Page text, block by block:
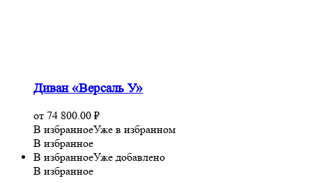
Диван «Версаль У»
от 74 800.00 ₽
В избранноеУже в избранном
В избранное
В избранноеУже добавлено
В избранное